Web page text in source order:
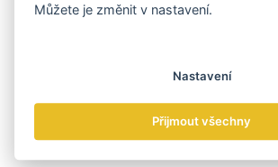
Vašim klientům tedy nabízíte výhradně
a investice, pojištění nemovitosti
Jaké jsou vaše vize? Máte představu,
budete v rámci této franšízy Partners
Můžete je změnit v nastavení.
Nastavení
Přijmout všechny